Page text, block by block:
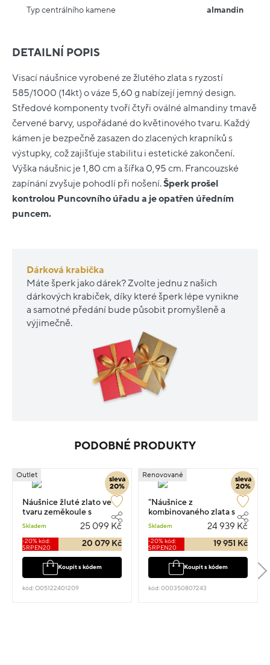
DETAILNÍ POPIS
Visací náušnice vyrobené ze žlutého zlata s ryzostí
585/1000 (14kt) o váze 5,60 g nabízejí jemný design.
Středové komponenty tvoří čtyři oválné almandiny tmavě
červené barvy, uspořádané do květinového tvaru. Každý
kámen je bezpečně zasazen do zlacených krapníků s
výstupky, což zajišťuje stabilitu i estetické zakončení.
Výška náušnic je 1,80 cm a šířka 0,95 cm. Francouzské
zapínání zvyšuje pohodlí při nošení.Šperk prošel
kontrolou Puncovního úřadu a je opatřen úředním
puncem.
Dárková krabička
Máte šperk jako dárek? Zvolte jednu z našich
dárkových krabiček, díky které šperk lépe vynikne
a samotné předání bude působit promyšleně a
výjimečně.
Typ centrálního kamene almandin
PODOBNÉ PRODUKTY
sleva
20%
Outlet
Náušnice žluté zlato ve
tvaru zeměkoule s
kamenem 2.5cm 6.64g
Skladem 25 099 Kč
-20% kód:
SRPEN20
20 079 Kč
Koupit s kódem
kód: O05122401209
sleva
20%
Renovované
"Náušnice z
kombinovaného zlata s
perlami visací 2.5cm 7.6g s
diamantem 0.040ct"
Skladem 24 939 Kč
-20% kód:
SRPEN20
19 951 Kč
Koupit s kódem
kód: 000350807243